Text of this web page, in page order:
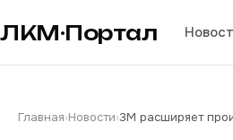
ЛКМ·Портал
Главная›Новости›3М расширяет